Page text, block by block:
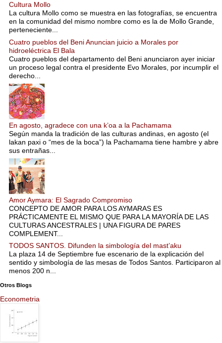
Cultura Mollo
La cultura Mollo como se muestra en las fotografías, se encuentra
en la comunidad del mismo nombre como es la de Mollo Grande,
perteneciente...
Cuatro pueblos del Beni Anuncian juicio a Morales por
hidroeléctrica El Bala
Cuatro pueblos del departamento del Beni anunciaron ayer iniciar
un proceso legal contra el presidente Evo Morales, por incumplir el
derecho...
En agosto, agradece con una k’oa a la Pachamama
Según manda la tradición de las culturas andinas, en agosto (el
lakan paxi o “mes de la boca”) la Pachamama tiene hambre y abre
sus entrañas...
Amor Aymara: El Sagrado Compromiso
CONCEPTO DE AMOR PARA LOS AYMARAS ES
PRÁCTICAMENTE EL MISMO QUE PARA LA MAYORÍA DE LAS
CULTURAS ANCESTRALES | UNA FIGURA DE PARES
COMPLEMENT...
TODOS SANTOS. Difunden la simbología del mast’aku
La plaza 14 de Septiembre fue escenario de la explicación del
sentido y simbología de las mesas de Todos Santos. Participaron al
menos 200 n...
Otros Blogs
Econometria